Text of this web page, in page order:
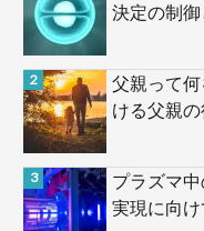
決定の制
父親って
ける父親
プラズマ
実現に向け